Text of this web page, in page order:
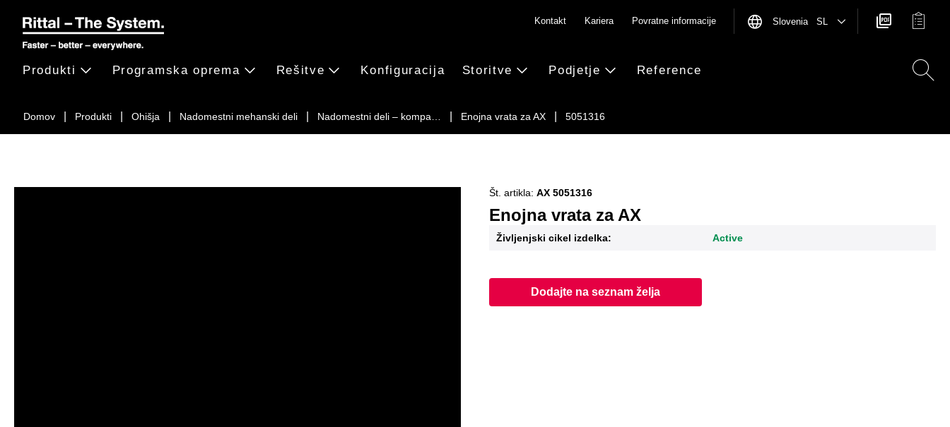
Domov Produkti Ohišja Nadomestni mehanski deli Nadomestni deli – kompa… Enojna vrata za AX 5051316
Produkti Programska oprema Rešitve Konfiguracija Storitve Podjetje Reference
Kontakt Kariera Povratne informacije Slovenia SL
Enojna vrata za AX
Št. artikla: AX 5051316
Življenjski cikel izdelka: Active
Dodajte na seznam želja